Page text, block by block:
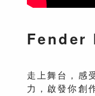
Fender
走上舞台，感
力，啟發你創